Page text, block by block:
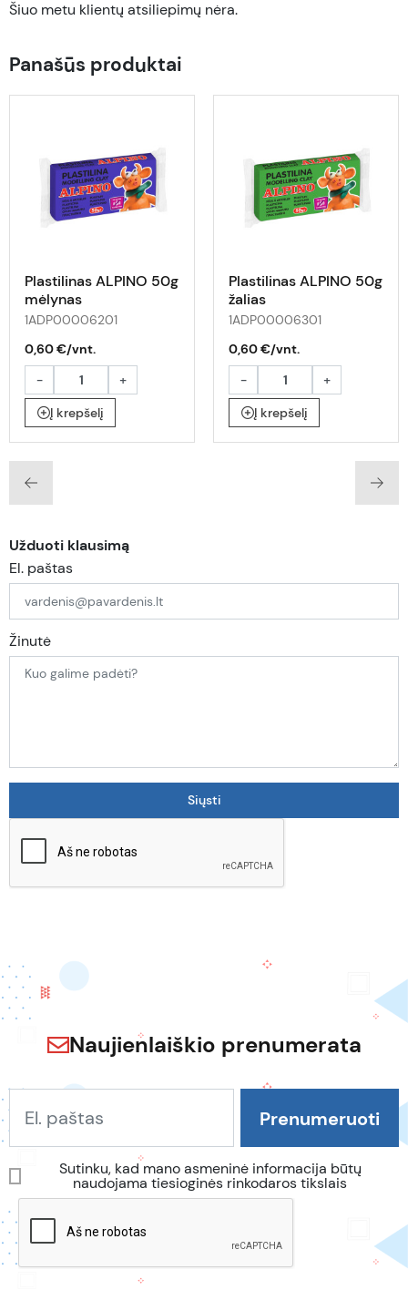
Šiuo metu klientų atsiliepimų nėra.
Panašūs produktai
Plastilinas ALPINO 50g
mėlynas
1ADP00006201
0,60 €/vnt.
-
+
Į krepšelį
Plastilinas ALPINO 50g
žalias
1ADP00006301
0,60 €/vnt.
-
+
Į krepšelį
Užduoti klausimą
El. paštas
Žinutė
Naujienlaiškio prenumerata
Sutinku, kad mano asmeninė informacija būtų
naudojama tiesioginės rinkodaros tikslais